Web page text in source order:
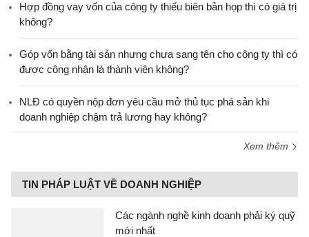
Hợp đồng vay vốn của công ty thiếu biên bản họp thì có giá trị
không?
Góp vốn bằng tài sản nhưng chưa sang tên cho công ty thì có
được công nhận là thành viên không?
NLĐ có quyền nộp đơn yêu cầu mở thủ tục phá sản khi
doanh nghiệp chậm trả lương hay không?
Xem thêm
TIN PHÁP LUẬT VỀ DOANH NGHIỆP
Các ngành nghề kinh doanh phải ký quỹ
mới nhất